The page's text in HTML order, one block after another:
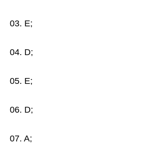
03. E;
04. D;
05. E;
06. D;
07. A;